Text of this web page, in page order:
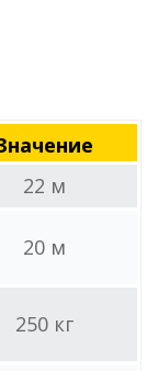
22 м
20 м
250 кг